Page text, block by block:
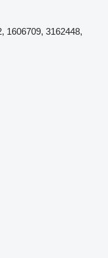
1606709, 3162448,